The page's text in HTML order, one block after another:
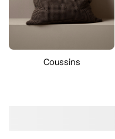
Coussins